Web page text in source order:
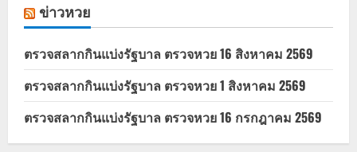
ข่าวหวย
ตรวจสลากกินแบ่งรัฐบาล ตรวจหวย 16 สิงหาคม 2569
ตรวจสลากกินแบ่งรัฐบาล ตรวจหวย 1 สิงหาคม 2569
ตรวจสลากกินแบ่งรัฐบาล ตรวจหวย 16 กรกฎาคม 2569